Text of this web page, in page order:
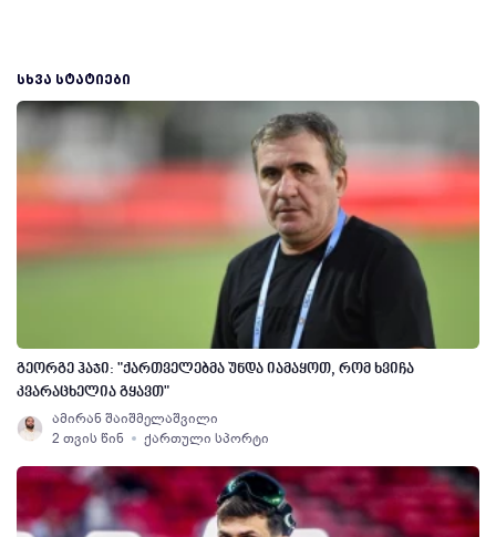
ᲡᲮᲕᲐ ᲡᲢᲐᲢᲘᲔᲑᲘ
გეორგე ჰაჯი: "ქართველებმა უნდა იამაყოთ, რომ ხვიჩა
კვარაცხელია გყავთ"
ამირან შაიშმელაშვილი
2 თვის წინ
ქართული სპორტი